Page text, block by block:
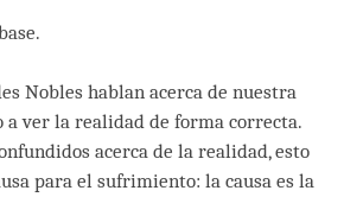
Nobles hablan acerca de nuestra
a ver la realidad de forma correcta.
acerca de la realidad, esto
para el sufrimiento: la causa es la